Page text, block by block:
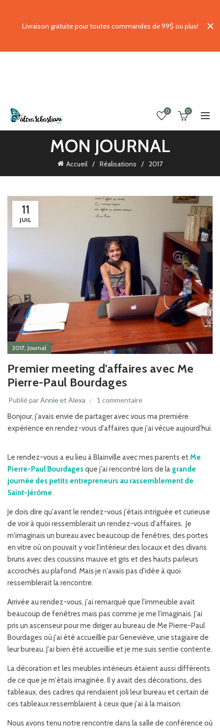
0 0
MON JOURNAL
Accueil Réalisations 2017
11
JUIL
2017 Journal
Premier meeting d'affaires avec Me
Pierre-Paul Bourdages
Publié parAnnie et Alexa 1 commentaire
Bonjour, j'avais envie de partager avec vous ma première
expérience en rendez-vous d'affaires que j'ai vécue aujourd'hui.
Le rendez-vous a eu lieu à Blainville avec mes parents etMe
Pierre-Paul Bourdages que j'ai rencontré lors de la grande
journée des petits entrepreneurs au rassemblement de
Saint-Jérôme.
Je dois dire qu'avant le rendez-vous j'étais intriguée et curieuse
de voir à quoi ressemblerait un rendez-vous d'affaires. Je
m'imaginais un bureau avec beaucoup de fenêtres, des portes
en vitre où on pouvait y voir l'intérieur des locaux et des divans
bruns avec des coussins mauve et gris et des hauts parleurs
accrochés au plafond. Mais je n'avais pas d'idée à quoi
ressemblerait la rencontre.
Arrivée au rendez-vous, j'ai remarqué que l'immeuble avait
beaucoup de fenêtres mais pas comme je me l'imaginais. J'ai
pris un ascenseur pour me diriger au bureau de Me Pierre-Paul
Bourdages où j'ai été accueillie par Geneviève, une stagiaire de
leur bureau. J'ai bien été accueillie et je me suis sentie contente.
La décoration et les meubles intérieurs étaient aussi différents
de ce que je m'étais imaginée. Il y avait des décorations, des
tableaux, des cadres qui rendaient joli leur bureau et certain de
ces tableaux ressemblaient à ceux que j'ai à la maison.
Nous avons tenu notre rencontre dans la salle de conférence où
Livraison gratuite pour toutes commandes de 99$ ou plus!